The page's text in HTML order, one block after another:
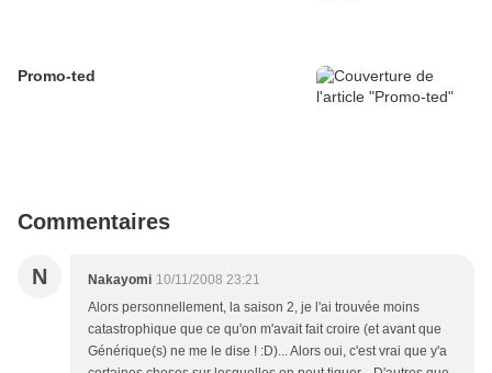
Promo-ted
Commentaires
N Nakayomi 10/11/2008 23:21
Alors personnellement, la saison 2, je l'ai trouvée moins
catastrophique que ce qu'on m'avait fait croire (et avant que
Générique(s) ne me le dise ! :D)... Alors oui, c'est vrai que y'a